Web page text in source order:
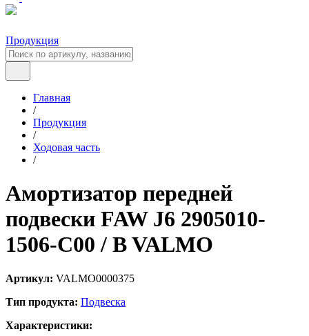
Продукция
Главная
/
Продукция
/
Ходовая часть
/
Амортизатор передней
подвески FAW J6 2905010-
1506-C00 / B VALMO
Артикул: VALMO0000375
Тип продукта: Подвеска
Характеристики: